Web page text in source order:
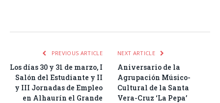
PREVIOUS ARTICLE
Los días 30 y 31 de marzo, I
Salón del Estudiante y II
y III Jornadas de Empleo
en Alhaurín el Grande
NEXT ARTICLE
Aniversario de la
Agrupación Músico-
Cultural de la Santa
Vera-Cruz ‘La Pepa’